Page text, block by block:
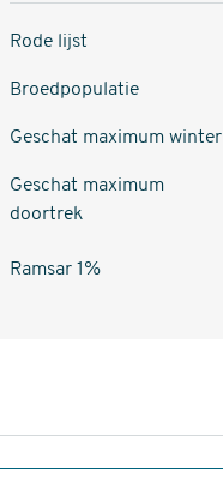
Rode lijst
Broedpopulatie
Geschat maximum winter
Geschat maximum
doortrek
Ramsar 1%